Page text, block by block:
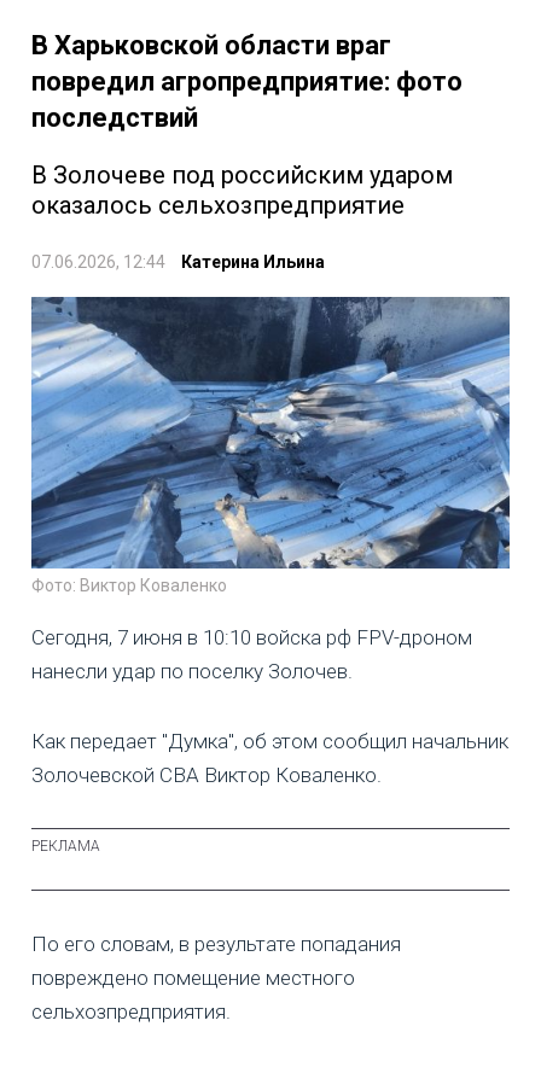
В Харьковской области враг
повредил агропредприятие: фото
последствий
В Золочеве под российским ударом
оказалось сельхозпредприятие
07.06.2026, 12:44 Катерина Ильина
Фото: Виктор Коваленко
Сегодня, 7 июня в 10:10 войска рф FPV-дроном
нанесли удар по поселку Золочев.
Как передает "Думка", об этом сообщил начальник
Золочевской СВА Виктор Коваленко.
По его словам, в результате попадания
повреждено помещение местного
сельхозпредприятия.